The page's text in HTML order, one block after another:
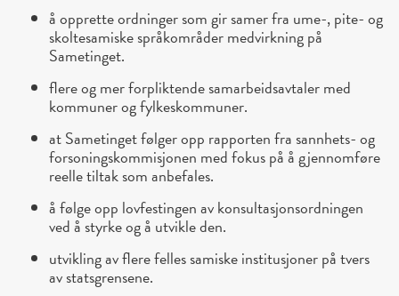
å opprette ordninger som gir samer fra ume-, pite- og
skoltesamiske språkområder medvirkning på
Sametinget.
flere og mer forpliktende samarbeidsavtaler med
kommuner og fylkeskommuner.
at Sametinget følger opp rapporten fra sannhets- og
forsoningskommisjonen med fokus på å gjennomføre
reelle tiltak som anbefales.
å følge opp lovfestingen av konsultasjonsordningen
ved å styrke og å utvikle den.
utvikling av flere felles samiske institusjoner på tvers
av statsgrensene.